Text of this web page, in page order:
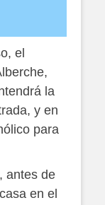
el
la
y en
para
antes de
en el